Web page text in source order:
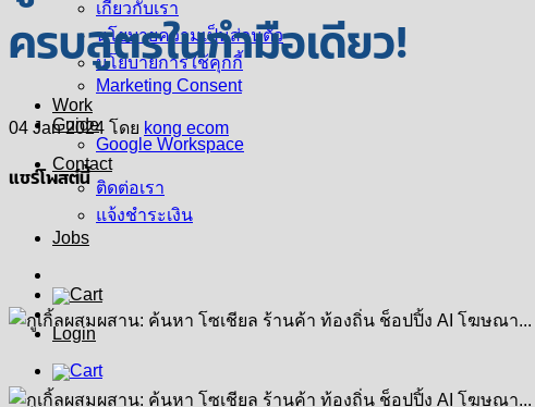
เกี่ยวกับเรา
นโยบายความเป็นส่วนตัว
นโยบายการใช้คุกกี้
Marketing Consent
Work
Guide
Google Workspace
Contact
ติดต่อเรา
แจ้งชำระเงิน
Jobs
Login
ครบสูตรในกำมือเดียว!
04 Jan 2024 โดย kong ecom
แชร์โพสต์นี้